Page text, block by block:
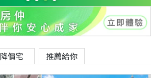
降價宅 推薦給你